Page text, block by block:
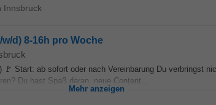
Innsbruck
d) 8-16h pro Woche
Start: ab sofort oder nach Vereinbarung Du verbringst
Du hast Spaß daran, neue Content...
Mehr anzeigen